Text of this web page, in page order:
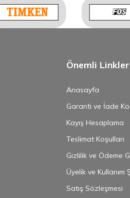
Önemli Linkler
Anasayfa
Garanti ve İade
Kayış Hesaplama
Teslimat Koşulları
Gizlilik ve Ödeme
Üyelik ve Kullanım
Satış Sözleşmesi